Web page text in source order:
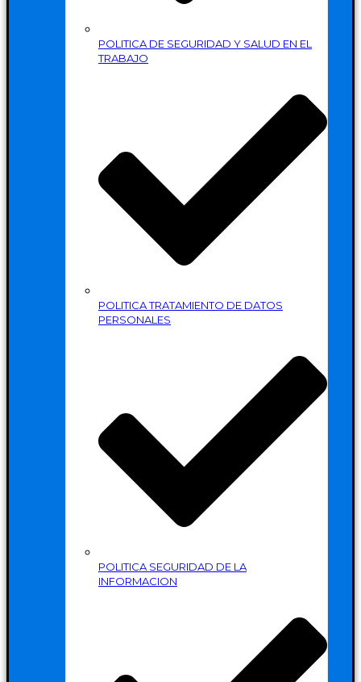
POLITICA DE SEGURIDAD Y SALUD EN EL
TRABAJO
POLITICA TRATAMIENTO DE DATOS
PERSONALES
POLITICA SEGURIDAD DE LA
INFORMACION